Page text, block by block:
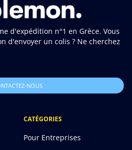
d'expédition n°1 en Grèce. Vous
d'envoyer un colis ? Ne cherchez
NOUS
CATÉGORIES
Pour Entreprises